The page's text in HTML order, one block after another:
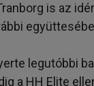
is az
legutóbbi
a HH Elite